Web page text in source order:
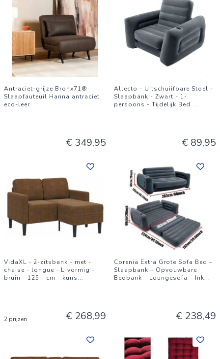
Antraciet-grijze Bronx71®
Slaapfauteuil Hanna antraciet
eco-leer
€ 349,95
Allecto - Uitschuiifbare Stoel -
Slaapbank - Zwart - 1-
persoons - Tijdelijk Bed ...
€ 89,95
VidaXL - 2-zitsbank - met -
chaise - longue - L-vormig -
bruin - 125 - cm - kuns...
2 prijzen € 268,99
Corenia Extra Grote Sofa Bed –
Slaapbank – Opvouwbare
Bedbank – Loungesofa – Ink...
€ 238,49